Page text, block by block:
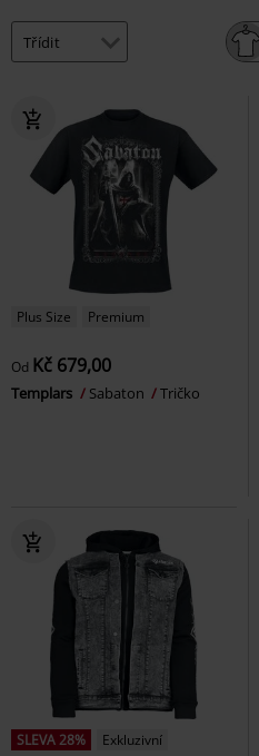
Plus Size Premium
Od Kč 679,00
Templars Sabaton Tričko
SLEVA 28%
Exkluzivní